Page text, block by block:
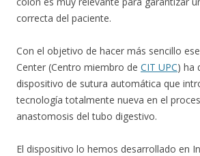
correcta del paciente.
Con el objetivo de hacer más sencillo
Center (Centro miembro de CIT UPC) ha
dispositivo de sutura automática que
tecnología totalmente nueva en el
anastomosis del tubo digestivo.
El dispositivo lo hemos desarrollado en